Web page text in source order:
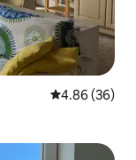
レビュー36
4.86 (36)